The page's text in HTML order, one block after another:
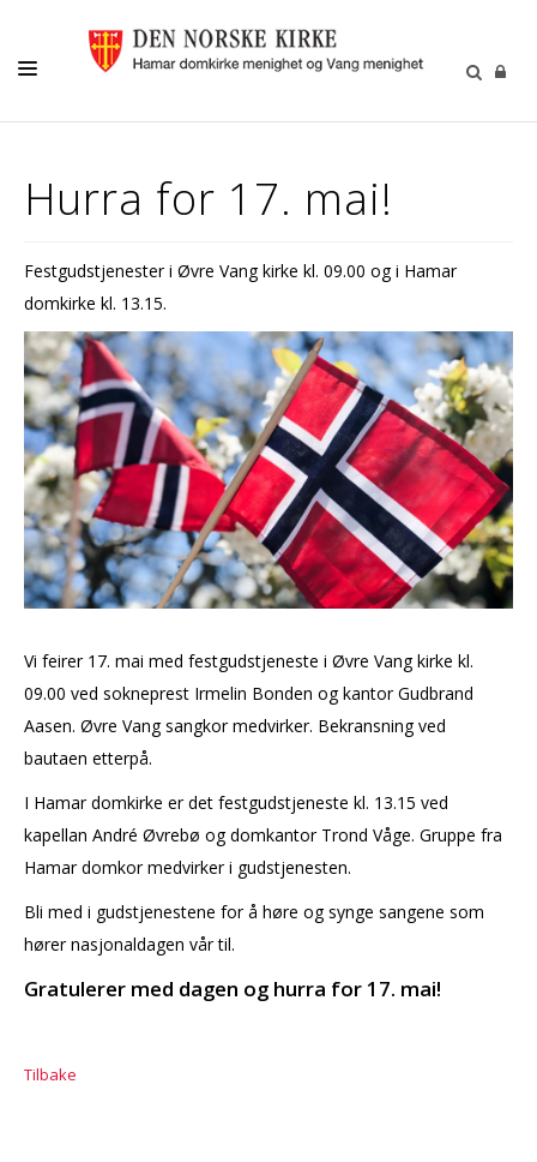
GRAVFERD/GRAVPLASS
KIRKEMUSIKK
BARN OG UNGE
FRIVILLIGHET
DIAKONI
Hurra for 17. mai!
Festgudstjenester i Øvre Vang kirke kl. 09.00 og i Hamar
domkirke kl. 13.15.
Vi feirer 17. mai med festgudstjeneste i Øvre Vang kirke kl.
09.00 ved sokneprest Irmelin Bonden og kantor Gudbrand
Aasen. Øvre Vang sangkor medvirker. Bekransning ved
bautaen etterpå.
I Hamar domkirke er det festgudstjeneste kl. 13.15 ved
kapellan André Øvrebø og domkantor Trond Våge. Gruppe fra
Hamar domkor medvirker i gudstjenesten.
Bli med i gudstjenestene for å høre og synge sangene som
hører nasjonaldagen vår til.
Gratulerer med dagen og hurra for 17. mai!
Tilbake